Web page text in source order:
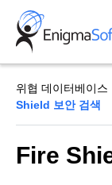
Skip
content
위협 데이터베이스
Shield 보안 검색
Fire